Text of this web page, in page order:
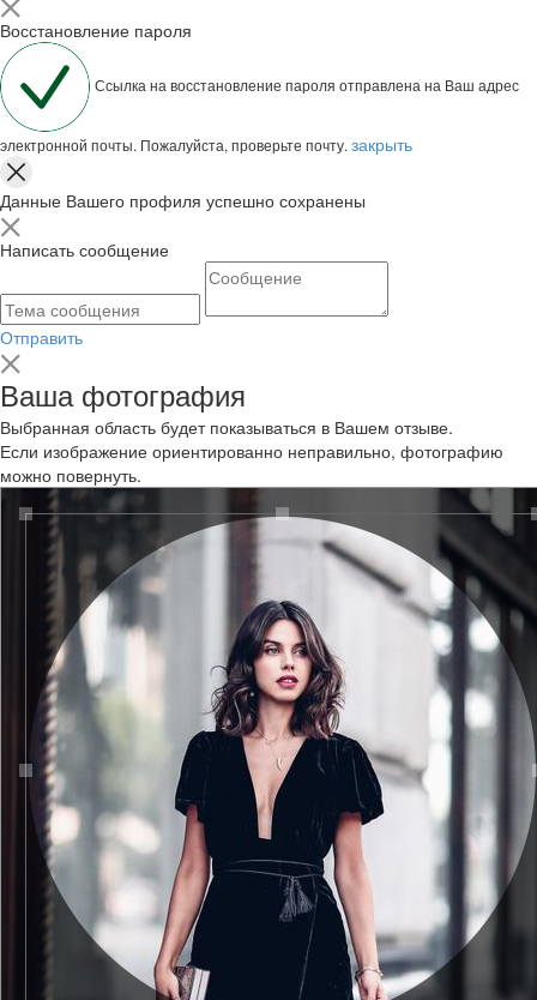
Восстановление пароля
Ссылка на восстановление пароля отправлена на Ваш адрес
электронной почты. Пожалуйста, проверьте почту. закрыть
Данные Вашего профиля успешно сохранены
Написать сообщение
Отправить
Ваша фотография
Выбранная область будет показываться в Вашем отзыве.
Если изображение ориентированно неправильно, фотографию
можно повернуть.